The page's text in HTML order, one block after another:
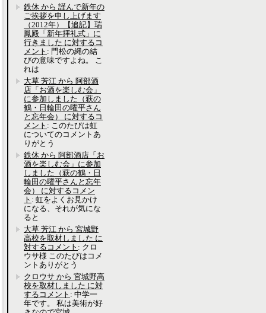
鉄休 から 謹んで新年の
ご挨拶を申し上げます
（2012年）【追記】瑞
鳳殿「新年拝礼式」に
行きました に対するコ
メント : 門松の縄の結
びの意味ですよね。 こ
れは
大草 芳江 から 阿部酒
店「お酒を楽しむ会」
に参加しました（萩の
鶴・日輪田の曜平さん
と忘年会） に対するコ
メント : このたびは虹
についてのコメントあ
りがとう
鉄休 から 阿部酒店「お
酒を楽しむ会」に参加
しました（萩の鶴・日
輪田の曜平さんと忘年
会） に対するコメン
ト : 虹をよくお見かけ
になる、それが気にな
ると
大草 芳江 から 宮城野
高校を取材しました に
対するコメント : クロ
ウサ様 このたびはコメ
ントありがとう
クロウサ から 宮城野高
校を取材しました に対
するコメント : 中学一
年です。 私は美術が好